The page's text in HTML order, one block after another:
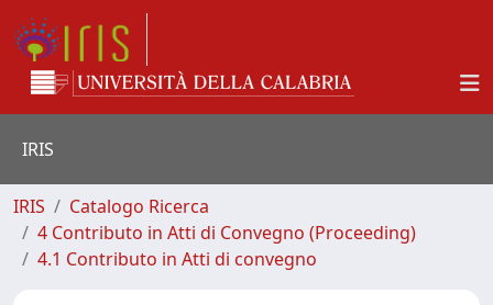
IRIS
IRIS
Catalogo Ricerca
4 Contributo in Atti di Convegno (Proceeding)
4.1 Contributo in Atti di convegno